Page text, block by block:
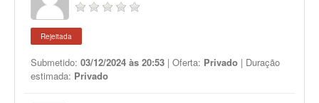
Rejeitada
Submetido: 03/12/2024 às 20:53 | Oferta: Privado | Duração
estimada: Privado